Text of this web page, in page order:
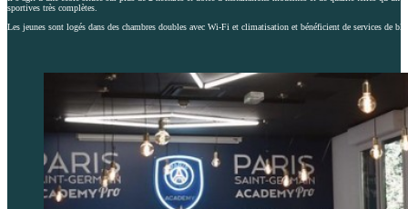
sportives très complètes.
Les jeunes sont logés dans des chambres doubles avec Wi-Fi et climatisation et bénéficient de services de